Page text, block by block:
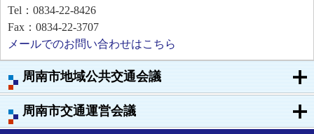
周南市地域公共交通会議
周南市交通運営会議
Tel：0834-22-8426
Fax：0834-22-3707
メールでのお問い合わせはこちら